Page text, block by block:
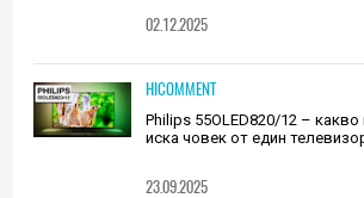
02.12.2025
HICOMMENT
Philips 55OLED820/12 –
иска човек от един
23.09.2025